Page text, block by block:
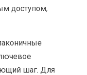
доступом,
шаг. Для